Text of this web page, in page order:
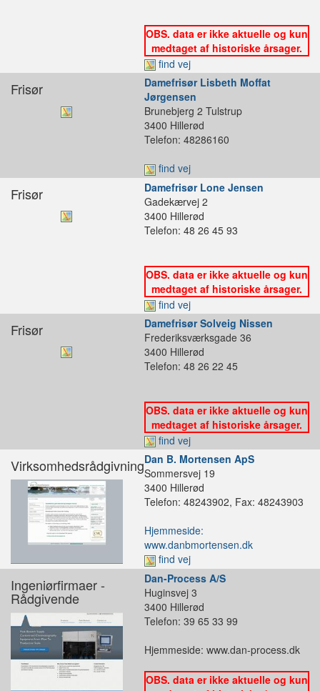
OBS. data er ikke aktuelle og kun
medtaget af historiske årsager.
find vej
Frisør
Damefrisør Lisbeth Moffat
Jørgensen
Brunebjerg 2 Tulstrup
3400 Hillerød
Telefon: 48286160
find vej
Frisør
Damefrisør Lone Jensen
Gadekærvej 2
3400 Hillerød
Telefon: 48 26 45 93
OBS. data er ikke aktuelle og kun
medtaget af historiske årsager.
find vej
Frisør
Damefrisør Solveig Nissen
Frederiksværksgade 36
3400 Hillerød
Telefon: 48 26 22 45
OBS. data er ikke aktuelle og kun
medtaget af historiske årsager.
find vej
VirksomhedsrådgivningDan B. Mortensen ApS
Sommersvej 19
3400 Hillerød
Telefon: 48243902, Fax: 48243903
Hjemmeside:
www.danbmortensen.dk
find vej
Ingeniørfirmaer -
Rådgivende
Dan-Process A/S
Huginsvej 3
3400 Hillerød
Telefon: 39 65 33 99
Hjemmeside: www.dan-process.dk
OBS. data er ikke aktuelle og kun